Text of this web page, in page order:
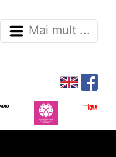
Mai mult ...